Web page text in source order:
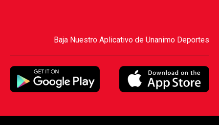
Baja Nuestro Aplicativo de Unanimo Deportes